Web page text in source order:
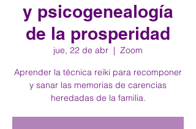
y psicogenealogía
de la prosperidad
jue, 22 de abr
  |
Zoom
Aprender la técnica reiki para recomponer
y sanar las memorias de carencias
heredadas de la familia.